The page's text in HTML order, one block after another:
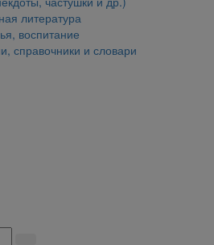
литература
воспитание
справочники и словари